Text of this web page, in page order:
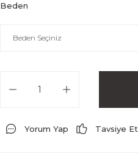
Beden
Yorum Yap Tavsiye Et